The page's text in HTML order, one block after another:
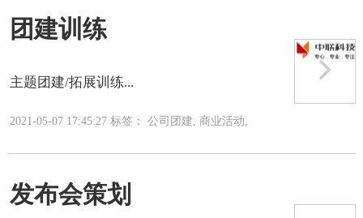
团建训练
主题团建/拓展训练...
2021-05-07 17:45:27 标签： 公司团建, 商业活动,
发布会策划